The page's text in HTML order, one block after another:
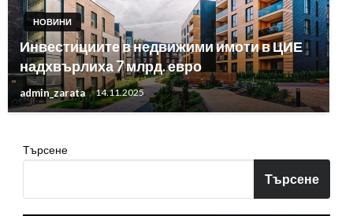
НОВИНИ
Инвестициите в недвижими имоти в ЦИЕ
надхвърлиха 7 млрд. евро
admin_zarata 14.11.2025
Търсене
Търсене